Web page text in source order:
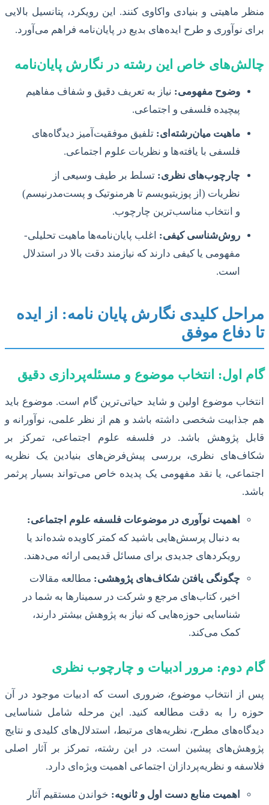
منظر ماهیتی و بنیادی واکاوی کنند. این رویکرد، پتانسیل بالایی
برای نوآوری و طرح ایده‌های بدیع در پایان‌نامه فراهم می‌آورد.
چالش‌های خاص این رشته در نگارش پایان‌نامه
وضوح مفهومی: نیاز به تعریف دقیق و شفاف مفاهیم
پیچیده فلسفی و اجتماعی.
ماهیت میان‌رشته‌ای: تلفیق موفقیت‌آمیز دیدگاه‌های
فلسفی با یافته‌ها و نظریات علوم اجتماعی.
چارچوب‌های نظری: تسلط بر طیف وسیعی از
نظریات (از پوزیتیویسم تا هرمنوتیک و پست‌مدرنیسم)
و انتخاب مناسب‌ترین چارچوب.
روش‌شناسی کیفی: اغلب پایان‌نامه‌ها ماهیت تحلیلی-
مفهومی یا کیفی دارند که نیازمند دقت بالا در استدلال
است.
مراحل کلیدی نگارش پایان نامه: از ایده
تا دفاع موفق
گام اول: انتخاب موضوع و مسئله‌پردازی دقیق
انتخاب موضوع اولین و شاید حیاتی‌ترین گام است. موضوع باید
هم جذابیت شخصی داشته باشد و هم از نظر علمی، نوآورانه و
قابل پژوهش باشد. در فلسفه علوم اجتماعی، تمرکز بر
شکاف‌های نظری، بررسی پیش‌فرض‌های بنیادین یک نظریه
اجتماعی، یا نقد مفهومی یک پدیده خاص می‌تواند بسیار پرثمر
باشد.
اهمیت نوآوری در موضوعات فلسفه علوم اجتماعی:
به دنبال پرسش‌هایی باشید که کمتر کاویده شده‌اند یا
رویکردهای جدیدی برای مسائل قدیمی ارائه می‌دهند.
چگونگی یافتن شکاف‌های پژوهشی: مطالعه مقالات
اخیر، کتاب‌های مرجع و شرکت در سمینارها به شما در
شناسایی حوزه‌هایی که نیاز به پژوهش بیشتر دارند،
کمک می‌کند.
گام دوم: مرور ادبیات و چارچوب نظری
پس از انتخاب موضوع، ضروری است که ادبیات موجود در آن
حوزه را به دقت مطالعه کنید. این مرحله شامل شناسایی
دیدگاه‌های مطرح، نظریه‌های مرتبط، استدلال‌های کلیدی و نتایج
پژوهش‌های پیشین است. در این رشته، تمرکز بر آثار اصلی
فلاسفه و نظریه‌پردازان اجتماعی اهمیت ویژه‌ای دارد.
اهمیت منابع دست اول و ثانویه: خواندن مستقیم آثار